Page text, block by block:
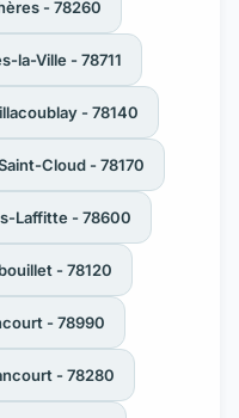
- 78260
la-Ville - 78711
- 78140
Cloud - 78170
Laffitte - 78600
- 78120
- 78990
- 78280